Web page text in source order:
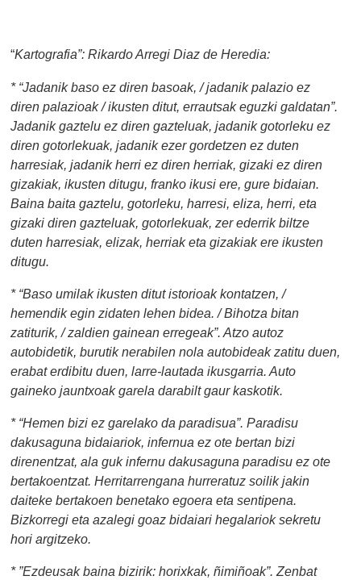
“Kartografia”: Rikardo Arregi Diaz de Heredia:
* “Jadanik baso ez diren basoak, / jadanik palazio ez
diren palazioak / ikusten ditut, errautsak eguzki galdatan”.
Jadanik gaztelu ez diren gazteluak, jadanik gotorleku ez
diren gotorlekuak, jadanik ezer gordetzen ez duten
harresiak, jadanik herri ez diren herriak, gizaki ez diren
gizakiak, ikusten ditugu, franko ikusi ere, gure bidaian.
Baina baita gaztelu, gotorleku, harresi, eliza, herri, eta
gizaki diren gazteluak, gotorlekuak, zer ederrik biltze
duten harresiak, elizak, herriak eta gizakiak ere ikusten
ditugu.
* “Baso umilak ikusten ditut istorioak kontatzen, /
hemendik egin zidaten lehen bidea. / Bihotza bitan
zatiturik, / zaldien gainean erregeak”. Atzo autoz
autobidetik, burutik nerabilen nola autobideak zatitu duen,
erabat erdibitu duen, larre-lautada ikusgarria. Auto
gaineko jauntxoak garela darabilt gaur kaskotik.
* “Hemen bizi ez garelako da paradisua”. Paradisu
dakusaguna bidaiariok, infernua ez ote bertan bizi
direnentzat, ala guk infernu dakusaguna paradisu ez ote
bertakoentzat. Herritarrengana hurreratuz soilik jakin
daiteke bertakoen benetako egoera eta sentipena.
Bizkorregi eta azalegi goaz bidaiari hegalariok sekretu
hori argitzeko.
* ”Ezdeusak baina bizirik: horixkak, ñimiñoak”. Zenbat